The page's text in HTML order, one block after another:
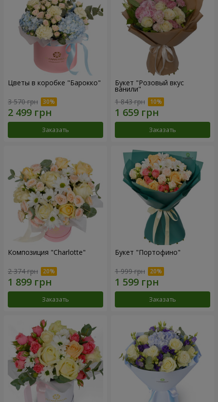
Цветы в коробке "Барокко"
3 570 грн
Заказать
Букет "Розовый вкус
ванили"
1 843 грн
Заказать
Композиция "Charlotte"
2 374 грн
Заказать
Букет "Портофино"
1 999 грн
Заказать